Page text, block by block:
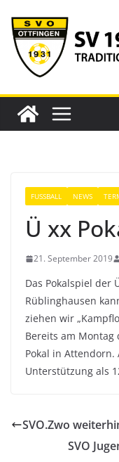
Inhalt
springen
FUSSBALL NEWS
Ü xx
21. September 2019
Das Pokalspiel der
Rüblinghausen
ziehen wir
Bereits am Montag
Pokal in Attendorn.
Unterstützung als
SVO.Zwo
SVO